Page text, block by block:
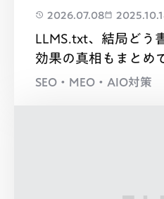
2026.07.08
LLMS.txt、結局どう
効果の真相もまとめ
SEO・MEO・AIO対策